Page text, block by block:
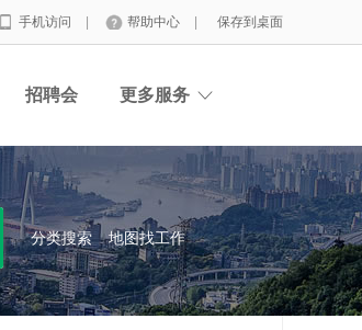
手机访问 帮助中心 保存到桌面
招聘会 更多服务
分类搜索 地图找工作